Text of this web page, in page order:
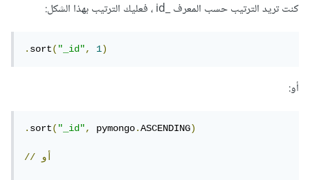
كنت تريد الترتيب حسب المعرف _id ، فعليك الترتيب بهذا الشكل:
.sort("_id", 1)
أو:
.sort("_id", pymongo.ASCENDING)
// أو